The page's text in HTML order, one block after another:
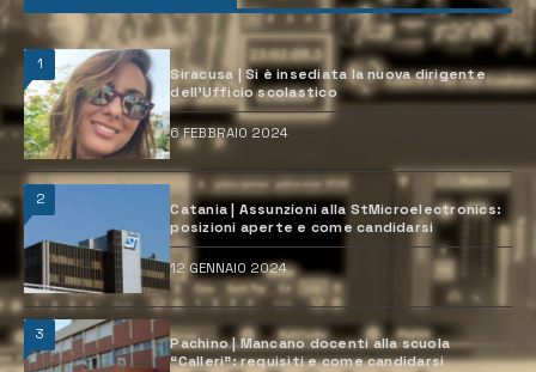
1
Siracusa | Si è insediata la nuova dirigente
dell’Ufficio scolastico
6 FEBBRAIO 2024
2
Catania | Assunzioni alla StMicroelectronics:
posizioni aperte e come candidarsi
12 GENNAIO 2024
3
Pachino | Mancano docenti alla scuola
“Calleri”: requisiti e come candidarsi